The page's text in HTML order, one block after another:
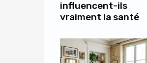
influencent-ils
vraiment la santé